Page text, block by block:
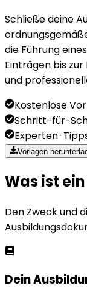
Schließe deine
die Führung
Einträgen bis
und
Kostenlose
Schritt-für-
Experten-
Vorlagen
Was ist
Den Zweck und
Dein